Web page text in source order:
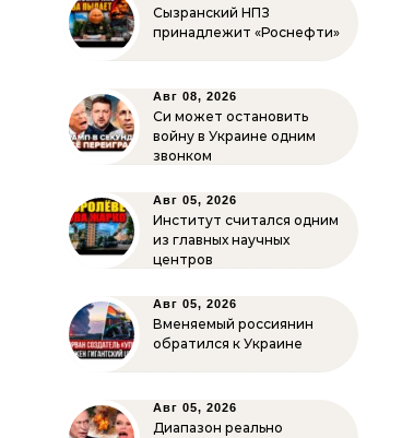
Сызранский НПЗ
принадлежит «Роснефти»
Авг 08, 2026
Си может остановить
войну в Украине одним
звонком
Авг 05, 2026
Институт считался одним
из главных научных
центров
Авг 05, 2026
Вменяемый россиянин
обратился к Украине
Авг 05, 2026
Диапазон реально